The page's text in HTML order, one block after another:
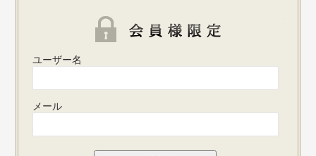
ユーザー名
メール